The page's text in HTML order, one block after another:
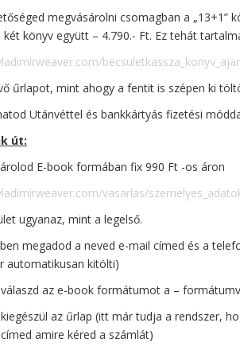
megvásárolni csomagban a
két könyv együtt – 4.790.- Ft. Ez tehát
űrlapot, mint ahogy a fentit is szépen ki
Utánvéttel és bankkártyás fizetési
út:
E-book formában fix 990 Ft -os áron
vasarlas/
ugyanaz, mint a legelső.
megadod a neved e-mail címed és a
automatikusan kitölti)
válaszd az e-book formátumot a –
az űrlap (itt már tudja a rendszer,
amire kéred a számlát)